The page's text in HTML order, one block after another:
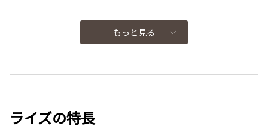
もっと見る
ライズの特長